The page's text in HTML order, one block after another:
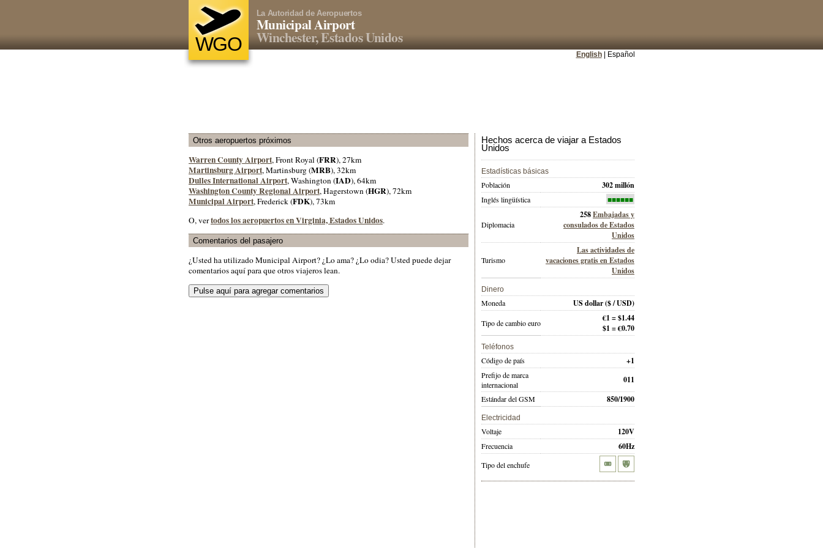
WGO
La Autoridad de Aeropuertos
Municipal Airport
Winchester, Estados Unidos
English| Español
Otros aeropuertos próximos
Warren County Airport, Front Royal (FRR), 27km
Martinsburg Airport, Martinsburg (MRB), 32km
Dulles International Airport, Washington (IAD), 64km
Washington County Regional Airport, Hagerstown (HGR), 72km
Municipal Airport, Frederick (FDK), 73km
O, vertodos los aeropuertos en Virginia, Estados Unidos.
Comentarios del pasajero
¿Usted ha utilizado Municipal Airport? ¿Lo ama? ¿Lo odia? Usted puede dejar
comentarios aquí para que otros viajeros lean.
Hechos acerca de viajar a Estados
Unidos
Estadísticas básicas
Población 302 millón
Inglés lingüística ■■■■■■
Diplomacia
258Embajadas y
consulados de Estados
Unidos
Turismo
Las actividades de
vacaciones gratis en Estados
Unidos
Dinero
Moneda US dollar($ / USD)
Tipo de cambio euro
€1 = $1.44
$1 = €0.70
Teléfonos
Código de país +1
Prefijo de marca
internacional
011
Estándar del GSM 850/1900
Electricidad
Voltaje 120V
Frecuencia 60Hz
Tipo del enchufe